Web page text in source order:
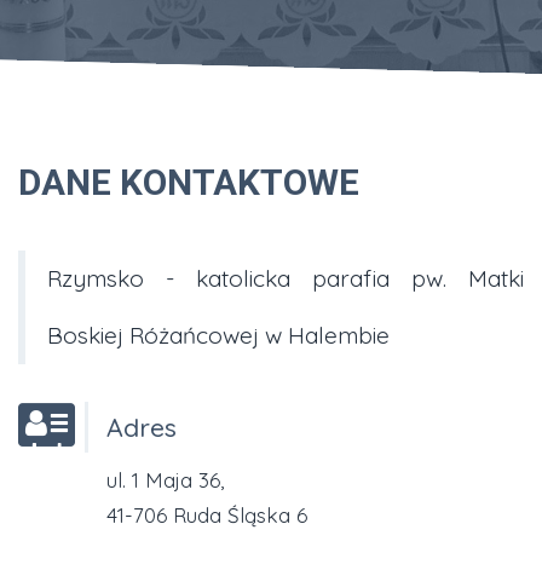
DANE KONTAKTOWE
Rzymsko - katolicka parafia pw. Matki
Boskiej Różańcowej w Halembie
Adres
ul. 1 Maja 36,
41-706 Ruda Śląska 6